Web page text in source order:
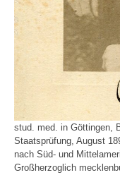
stud. med. in Göttingen,
Staatsprüfung, August
nach Süd- und
Großherzoglich